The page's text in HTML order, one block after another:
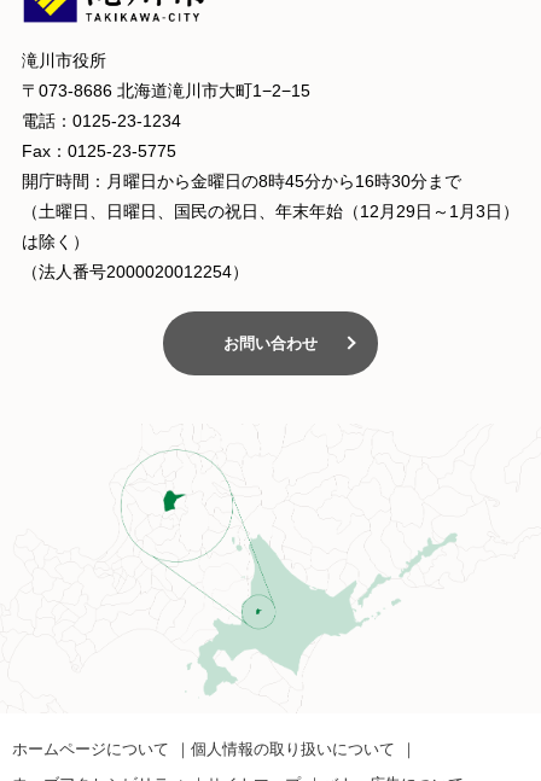
滝川市役所
〒073-8686 北海道滝川市大町1−2−15
電話：0125-23-1234
Fax：0125-23-5775
開庁時間：月曜日から金曜日の8時45分から16時30分まで
（土曜日、日曜日、国民の祝日、年末年始（12月29日～1月3日）
は除く）
（法人番号2000020012254）
お問い合わせ
ホームページについて
個人情報の取り扱いについて